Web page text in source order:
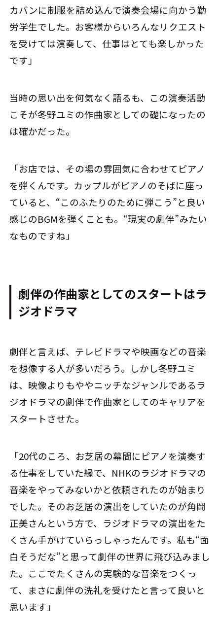
カバンに制服を詰め込んで演奏会場に向かう勤
労学生でした。お客様からいろんなリクエスト
を受けては演奏して、仕事はとても楽しかった
です」
当時の思い出を何気なく語るも、この演奏活動
こそが冬野ユミの作曲家としての礎になったの
は確かだった。
「お店では、その場の雰囲気に合わせてピアノ
を弾くんです。カップルがピアノのそばに座っ
ていると、“このふたりのために弾こう”と良い
感じのBGMを弾くことも。“現実の劇伴”みたい
なものですね」
劇伴の作曲家としてのスタートはラ
ジオドラマ
劇伴と言えば、テレビドラマや映画などの音楽
を想像する人が多いだろう。しかし冬野ユミ
は、映像よりもややニッチなジャンルであるラ
ジオドラマの劇伴で作曲家としてのキャリアを
スタートさせた。
「20代のころ、お芝居の幕間にピアノを演奏す
る仕事をしていた縁で、NHKのラジオドラマの
音楽をやってみないかと依頼されたのが始まり
でした。そのお芝居の演出をしていたのが角岡
正美さんという方で、ラジオドラマの演出をた
くさん手がけていらっしゃったんです。私も“面
白そうだな”と思って劇伴の世界に飛び込みまし
た。ここでたくさんの実験的な音楽をつくっ
て、まさに劇伴の洗礼を受けたと言って良いと
思います」